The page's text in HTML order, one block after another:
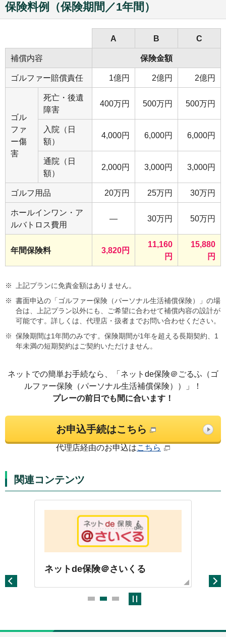
保険料例（保険期間／1年間）
A B C
補償内容 保険金額
年間保険料 3,820円
11,160
円
15,880
円
ゴルファー賠償責任 1億円 2億円 2億円
ゴル
ファ
ー傷
害
死亡・後遺
障害
400万円 500万円 500万円
入院（日
額）
4,000円 6,000円 6,000円
通院（日
額）
2,000円 3,000円 3,000円
ゴルフ用品 20万円 25万円 30万円
ホールインワン・ア
ルバトロス費用
― 30万円 50万円
※
上記プランに免責金額はありません。
※ 書面申込の「ゴルファー保険（パーソナル生活補償保険）」の場
合は、上記プラン以外にも、ご希望に合わせて補償内容の設計が
可能です。詳しくは、代理店・扱者までお問い合わせください。
※ 保険期間は1年間のみです。保険期間が1年を超える長期契約、1
年未満の短期契約はご契約いただけません。
ネットでの簡単お手続なら、「ネットde保険＠ごるふ（ゴ
ルファー保険（パーソナル生活補償保険））」！
プレーの前日でも間に合います！
お申込手続はこちら
代理店経由のお申込はこちら
関連コンテンツ
ネットde保険＠さいくる